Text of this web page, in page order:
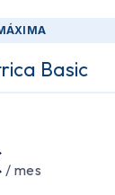
Basic
/ mes